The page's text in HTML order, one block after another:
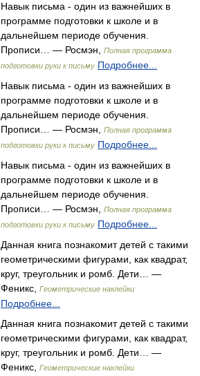
Навык письма - один из важнейших в
программе подготовки к школе и в
дальнейшем периоде обучения.
Прописи… — Росмэн,
Полная программа
подготовки руки к письму Подробнее...
Навык письма - один из важнейших в
программе подготовки к школе и в
дальнейшем периоде обучения.
Прописи… — Росмэн,
Полная программа
подготовки руки к письму Подробнее...
Навык письма - один из важнейших в
программе подготовки к школе и в
дальнейшем периоде обучения.
Прописи… — Росмэн,
Полная программа
подготовки руки к письму Подробнее...
Данная книга познакомит детей с такими
геометрическими фигурами, как квадрат,
круг, треугольник и ромб. Дети… —
Феникс,
Геометрические наклейки
Подробнее...
Данная книга познакомит детей с такими
геометрическими фигурами, как квадрат,
круг, треугольник и ромб. Дети… —
Феникс,
Геометрические наклейки